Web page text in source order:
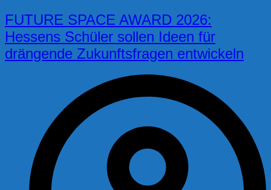
FUTURE SPACE AWARD 2026:
Hessens Schüler sollen Ideen für
drängende Zukunftsfragen entwickeln